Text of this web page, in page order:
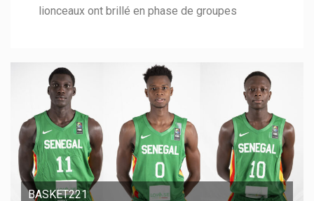
lionceaux ont brillé en phase de groupes
BASKET221